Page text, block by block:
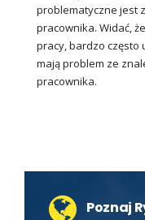
problematyczne jest
pracownika. Widać,
pracy, bardzo często
mają problem ze
pracownika.
Poznaj